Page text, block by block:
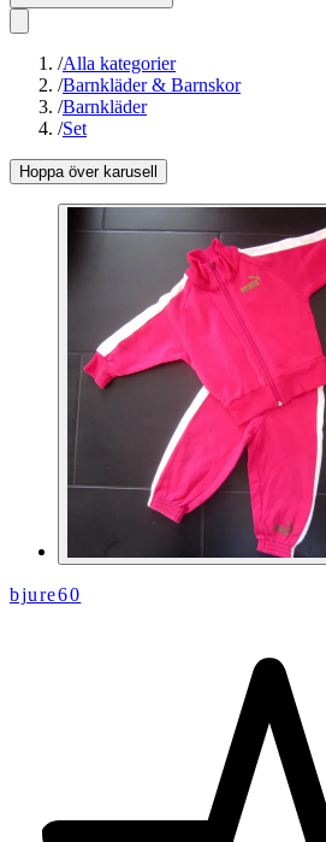
/Alla kategorier
/Barnkläder & Barnskor
/Barnkläder
/Set
Hoppa över karusell
bjure60